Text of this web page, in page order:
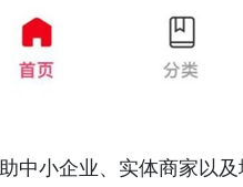
中小企业、实体商家以